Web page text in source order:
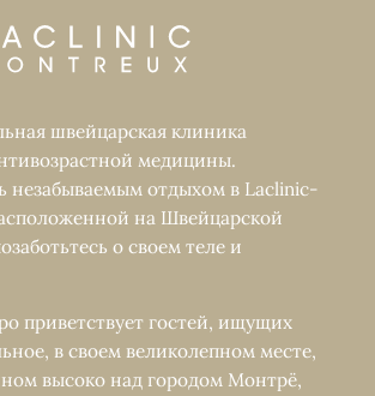
швейцарская клиника
медицины.
незабываемым отдыхом в Laclinic-
на Швейцарской
о своем теле и
приветствует гостей, ищущих
в своем великолепном месте,
высоко над городом Монтрё,